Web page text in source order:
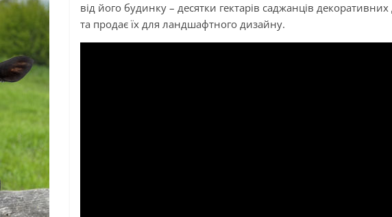
від його будинку – десятки гектарів саджанців
та продає їх для ландшафтного дизайну.